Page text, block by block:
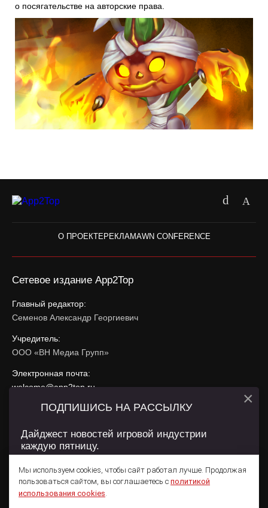
о посягательстве на авторские права.
О ПРОЕКТЕРЕКЛАМАWN CONFERENCE
Сетевое издание App2Top
Главный редактор:
Семенов Александр Георгиевич
Учредитель:
ООО «ВН Медиа Групп»
Электронная почта:
welcome@app2top.ru
При использовании материалов активная ссылка на
Сайт использует IP адреса, cookie, данные геолокации
использования содержатся вПолитике конфиденциальностии
Пользовательском соглашении .
Мы используем cookies, чтобы сайт работал лучше. Продолжая
пользоваться сайтом, вы соглашаетесь с политикой
использования cookies.
ПОДПИШИСЬ НА РАССЫЛКУ
Дайджест новостей игровой индустрии
каждую пятницу.
×